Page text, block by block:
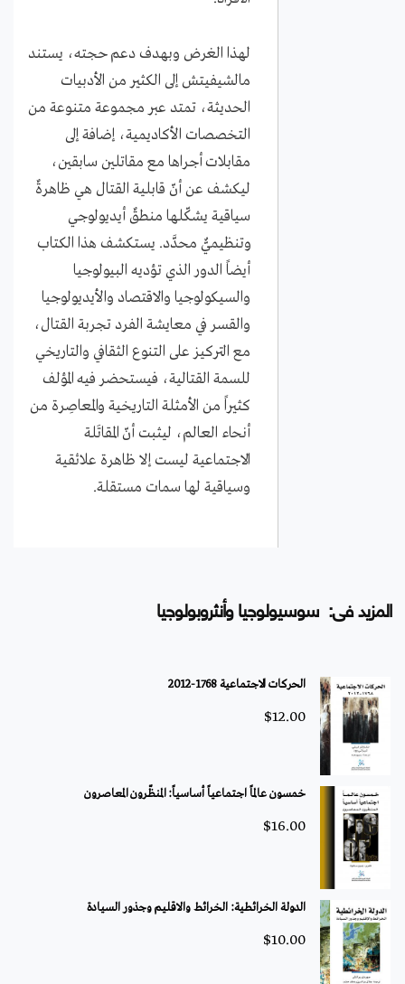
لهذا الغرض وبهدف دعم حجته، يستند
مالشيفيتش إلى الكثير من الأدبيات
الحديثة، تمتد عبر مجموعة متنوعة من
التخصصات الأكاديمية، إضافة إلى
مقابلات أجراها مع مقاتلين سابقين،
ليكشف عن أنّ قابلية القتال هي ظاهرةٌ
سياقية يشكّلها منطقٌ أيديولوجي
وتنظيميٌّ محدَّد. يستكشف هذا الكتاب
أيضاً الدور الذي تؤديه البيولوجيا
والسيكولوجيا والاقتصاد والأيديولوجيا
والقسر في معايشة الفرد تجربة القتال،
مع التركيز على التنوع الثقافي والتاريخي
للسمة القتالية، فيستحضر فيه المؤلف
كثيراً من الأمثلة التاريخية والمعاصِرة من
أنحاء العالم، ليثبت أنّ المقاتَلة
الاجتماعية ليست إلا ظاهرة علائقية
وسياقية لها سمات مستقلة.
المزيد فى: سوسيولوجيا وأنثروبولوجيا
الحركات الاجتماعية 1768-2012
$12.00
خمسون عالماً اجتماعياً أساسياً: المنظّرون المعاصرون
$16.00
الدولة الخرائطية: الخرائط والاقليم وجذور السيادة
$10.00